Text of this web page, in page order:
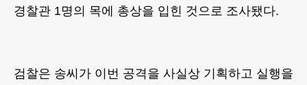
경찰관 1명의 목에 총상을 입힌 것으로 조사됐다.
검찰은 송씨가 이번 공격을 사실상 기획하고 실행을